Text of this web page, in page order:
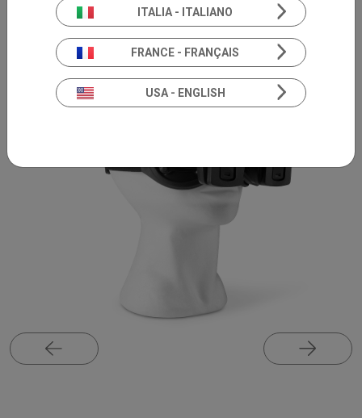
Nystalyze
ITALIA - ITALIANO
FRANCE - FRANÇAIS
USA - ENGLISH